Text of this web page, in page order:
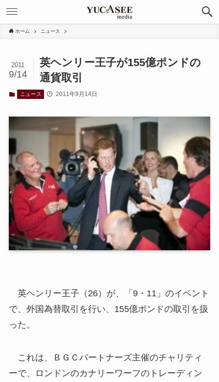
ホーム ニュース
英ヘンリー王子が155億ポンドの
通貨取引
2011
9/14
ニュース 2011年9月14日
英ヘンリー王子（26）が、「9・11」のイベント
で、外国為替取引を行い、155億ポンドの取引を扱
った。
これは、ＢＧＣパートナーズ主催のチャリティ
ーで、ロンドンのカナリーワーフのトレーディン